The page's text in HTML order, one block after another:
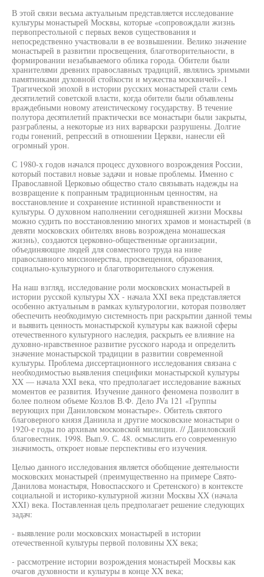
В этой связи весьма актуальным представляется исследование
культуры монастырей Москвы, которые «сопровождали жизнь
первопрестольной с первых веков существования и
непосредственно участвовали в ее возвышении. Велико значение
монастырей в развитии просвещения, благотворительности, в
формировании незабываемого облика города. Обители были
хранителями древних православных традиций, являлись зримыми
памятниками духовной стойкости и мужества москвичей».1
Трагической эпохой в истории русских монастырей стали семь
десятилетий советской власти, когда обители были объявлены
враждебными новому атеистическому государству. В течение
полутора десятилетий практически все монастыри были закрыты,
разграблены, а некоторые из них варварски разрушены. Долгие
годы гонений, репрессий в отношении Церкви, нанесли ей
огромный урон.
С 1980-х годов начался процесс духовного возрождения России,
который поставил новые задачи и новые проблемы. Именно с
Православной Церковью общество стало связывать надежды на
возвращение к попранным традиционным ценностям, на
восстановление и сохранение истинной нравственности и
культуры. О духовном наполнении сегодняшней жизни Москвы
можно судить по восстановлению многих храмов и монастырей (в
девяти московских обителях вновь возрождена монашеская
жизнь), создаются церковно-общественные организации,
объединяющие людей для совместного труда на ниве
православного миссионерства, просвещения, образования,
социально-культурного и благотворительного служения.
На наш взгляд, исследование роли московских монастырей в
истории русской культуры XX - начала XXI века представляется
особенно актуальным в рамках культурологии, которая позволяет
обеспечить необходимую системность при раскрытии данной темы
и выявить ценность монастырской культуры как важной сферы
отечественного культурного наследия, раскрыть ее влияние на
духовно-нравственное развитие русского народа и определить
значение монастырской традиции в развитии современной
культуры. Проблема диссертационного исследования связана с
необходимостью выявления специфики монастырской культуры
XX — начала XXI века, что предполагает исследование важных
моментов ее развития. Изучение данного феномена позволит в
более полном объеме Козлов В.Ф. Дело JVa 121 «Группы
верующих при Даниловском монастыре». Обитель святого
благоверного князя Даниила и другие московские монастыри о
1920-е годы по архивам московской милиции. // Даниловский
благовестник. 1998. Вып.9. С. 48. осмыслить его современную
значимость, откроет новые перспективы его изучения.
Целью данного исследования является обобщение деятельности
московских монастырей (преимущественно на примере Свято-
Данилова монастыря, Новоспасского и Сретенского) в контексте
социальной и историко-культурной жизни Москвы XX (начала
XXI) века. Поставленная цель предполагает решение следующих
задач:
- выявление роли московских монастырей в истории
отечественной культуры первой половины XX века;
- рассмотрение истории возрождения монастырей Москвы как
очагов духовности и культуры в конце XX века;